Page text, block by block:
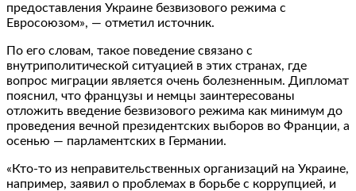
предоставления Украине безвизового режима с
Евросоюзом», — отметил источник.
По его словам, такое поведение связано с
внутриполитической ситуацией в этих странах, где
вопрос миграции является очень болезненным. Дипломат
пояснил, что французы и немцы заинтересованы
отложить введение безвизового режима как минимум до
проведения вечной президентских выборов во Франции, а
осенью — парламентских в Германии.
«Кто-то из неправительственных организаций на Украине,
например, заявил о проблемах в борьбе с коррупцией, и